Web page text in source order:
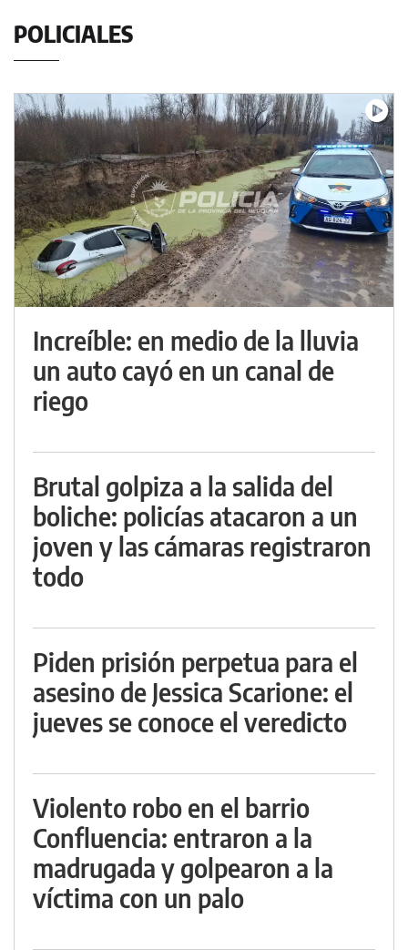
POLICIALES
Increíble: en medio de la lluvia
un auto cayó en un canal de
riego
Brutal golpiza a la salida del
boliche: policías atacaron a un
joven y las cámaras registraron
todo
Piden prisión perpetua para el
asesino de Jessica Scarione: el
jueves se conoce el veredicto
Violento robo en el barrio
Confluencia: entraron a la
madrugada y golpearon a la
víctima con un palo